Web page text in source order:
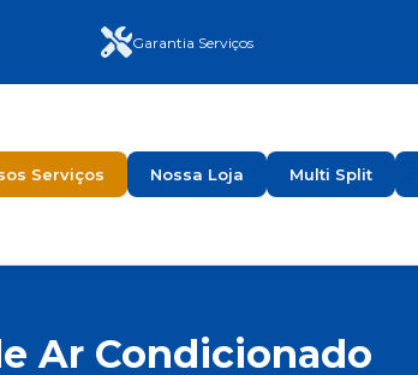
Garantia Serviços
Serviços Nossa Loja Multi Split
Ar Condicionado